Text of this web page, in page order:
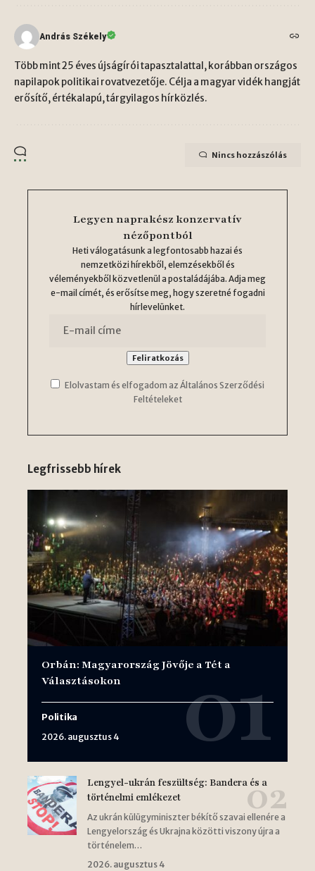
András Székely
Több mint 25 éves újságírói tapasztalattal, korábban országos
napilapok politikai rovatvezetője. Célja a magyar vidék hangját
erősítő, értékalapú, tárgyilagos hírközlés.
Nincs hozzászólás
Legyen naprakész konzervatív
nézőpontból
Heti válogatásunk a legfontosabb hazai és
nemzetközi hírekből, elemzésekből és
véleményekből közvetlenül a postaládájába. Adja meg
e-mail címét, és erősítse meg, hogy szeretné fogadni
hírlevelünket.
Elolvastam és elfogadom az Általános Szerződési
Feltételeket
Legfrissebb hírek
Orbán: Magyarország Jövője a Tét a
Választásokon
Politika
2026. augusztus 4
Lengyel-ukrán feszültség: Bandera és a
történelmi emlékezet
Az ukrán külügyminiszter békítő szavai ellenére a
Lengyelország és Ukrajna közötti viszony újra a
történelem…
2026. augusztus 4